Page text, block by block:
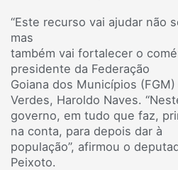
“Este recurso vai ajudar não
mas
também vai fortalecer o
presidente da Federação
Goiana dos Municípios
Verdes, Haroldo Naves.
governo, em tudo que faz,
na conta, para depois dar à
população”, afirmou o
Peixoto.